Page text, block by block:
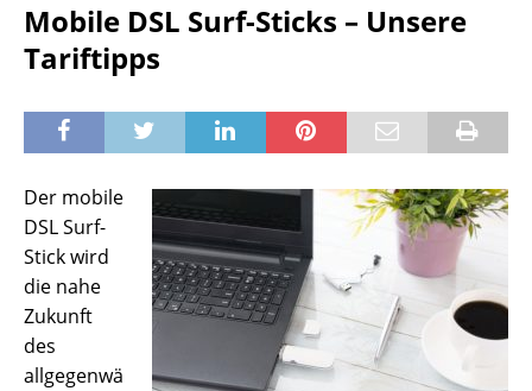
Mobile DSL Surf-Sticks – Unsere
Tariftipps
Der mobile
DSL Surf-
Stick wird
die nahe
Zukunft
des
allgegenwä